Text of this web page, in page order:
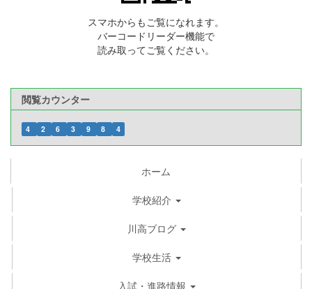
スマホからもご覧になれます。
バーコードリーダー機能で
読み取ってご覧ください。
閲覧カウンター
4 2 6 3 9 8 4
ホーム
学校紹介
川高ブログ
学校生活
入試・進路情報